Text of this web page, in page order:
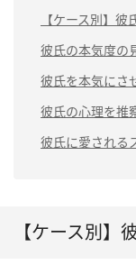
【ケース別】
Q1.LINEの返事
Q2.「好き」と
は？
Q3.彼女より趣
い？
Q6.男友達に
彼氏の本気度の
（1）将来の話
（2）一緒に過
れるか
（3）「大事な
彼氏を本気にさ
（1）恋愛だけ
（2）良き理解
彼氏の心理を推
「男性はこう
険！
彼氏に愛される
【ケース別】